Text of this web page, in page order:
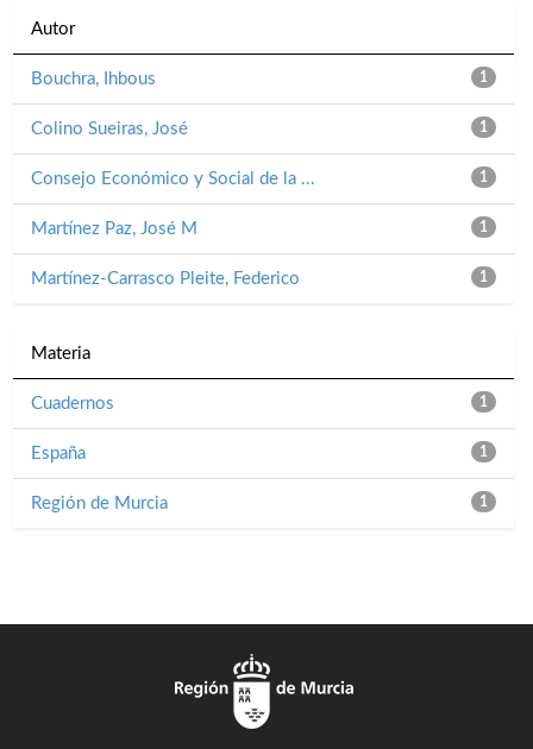
Autor
1
Bouchra, Ihbous
1
Colino Sueiras, José
1
Consejo Económico y Social de la ...
1
Martínez Paz, José M
1
Martínez-Carrasco Pleite, Federico
Materia
1
Cuadernos
1
España
1
Región de Murcia